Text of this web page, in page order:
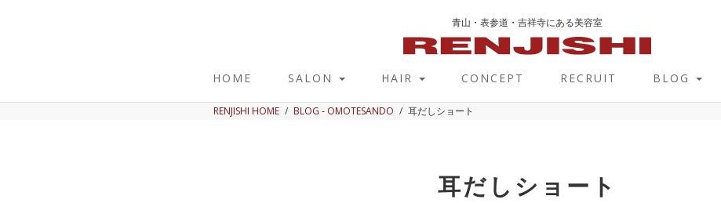
青山・表参道・吉祥寺にある美容室
HOME SALON HAIR CONCEPT RECRUIT BLOG
RENJISHI HOME BLOG - OMOTESANDO 耳だしショート
耳だしショート